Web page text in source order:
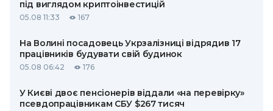
під виглядом криптоінвестицій
05.08 11:33 167
На Волині посадовець Укрзалізниці відрядив 17
працівників будувати свій будинок
05.08 06:42 176
У Києві двоє пенсіонерів віддали «на перевірку»
псевдопрацівникам СБУ $267 тисяч